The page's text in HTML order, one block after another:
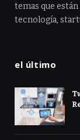
temas que
tecnología,
el último